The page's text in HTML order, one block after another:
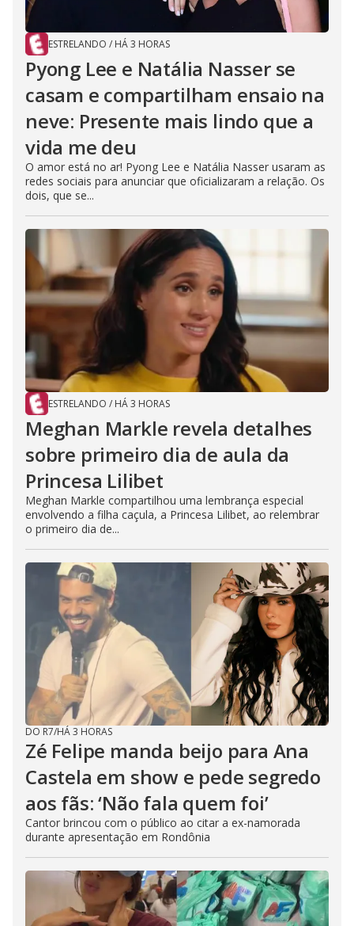
ESTRELANDO / HÁ 3 HORAS
Pyong Lee e Natália Nasser se
casam e compartilham ensaio na
neve: Presente mais lindo que a
vida me deu
O amor está no ar! Pyong Lee e Natália Nasser usaram as
redes sociais para anunciar que oficializaram a relação. Os
dois, que se...
ESTRELANDO / HÁ 3 HORAS
Meghan Markle revela detalhes
sobre primeiro dia de aula da
Princesa Lilibet
Meghan Markle compartilhou uma lembrança especial
envolvendo a filha caçula, a Princesa Lilibet, ao relembrar
o primeiro dia de...
DO R7/HÁ 3 HORAS
Zé Felipe manda beijo para Ana
Castela em show e pede segredo
aos fãs: ‘Não fala quem foi’
Cantor brincou com o público ao citar a ex-namorada
durante apresentação em Rondônia